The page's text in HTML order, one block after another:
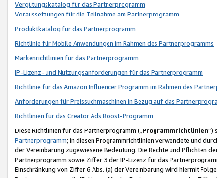
Vergütungskatalog für das Partnerprogramm
Voraussetzungen für die Teilnahme am Partnerprogramm
Produktkatalog für das Partnerprogramm
Richtlinie für Mobile Anwendungen im Rahmen des Partnerprogramms
Markenrichtlinien für das Partnerprogramm
IP-Lizenz- und Nutzungsanforderungen für das Partnerprogramm
Richtlinie für das Amazon Influencer Programm im Rahmen des
Anforderungen für Preissuchmaschinen in Bezug auf das
Richtlinien für das Creator Ads Boost-Programm
Diese Richtlinien für das Partnerprogramm („Programmrichtlinien“)
Partnerprogramm; in diesen Programmrichtlinien verwendete und
der Vereinbarung zugewiesene Bedeutung. Die Rechte und Pflichten
Partnerprogramm sowie Ziffer 3 der IP-Lizenz für das
Einschränkung von Ziffer 6 Abs. (a) der Vereinbarung wird hiermit